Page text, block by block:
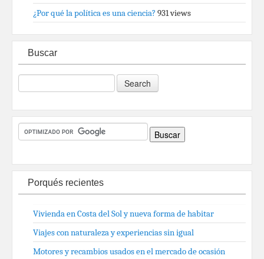
¿Por qué la política es una ciencia? 931 views
Buscar
Porqués recientes
Vivienda en Costa del Sol y nueva forma de habitar
Viajes con naturaleza y experiencias sin igual
Motores y recambios usados en el mercado de ocasión